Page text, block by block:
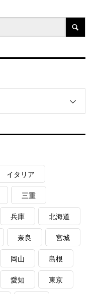
イタリア
三重
兵庫 北海道
奈良 宮城
岡山 島根
愛知 東京